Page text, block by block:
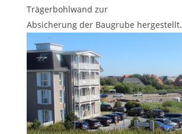
Trägerbohlwand zur
Absicherung der Baugrube hergestellt.